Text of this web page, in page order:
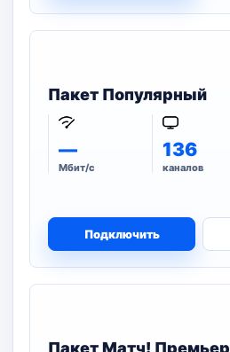
Пакет Популярный
—
Мбит/с
136
каналов
Подключить
Пакет Матч! Премьер